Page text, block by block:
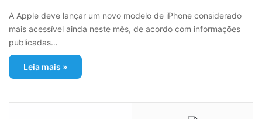
A Apple deve lançar um novo modelo de iPhone considerado
mais acessível ainda neste mês, de acordo com informações
publicadas…
Leia mais »